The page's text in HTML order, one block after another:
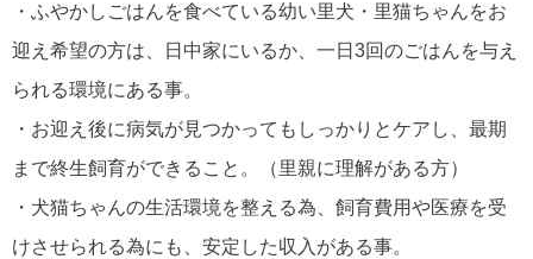
・ふやかしごはんを食べている幼い里犬・里猫ちゃんをお
迎え希望の方は、日中家にいるか、一日3回のごはんを与え
られる環境にある事。
・お迎え後に病気が見つかってもしっかりとケアし、最期
まで終生飼育ができること。（里親に理解がある方）
・犬猫ちゃんの生活環境を整える為、飼育費用や医療を受
けさせられる為にも、安定した収入がある事。